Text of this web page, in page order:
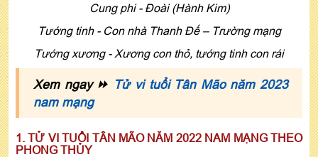
Cung phi - Đoài (Hành Kim)
Tướng tinh - Con nhà Thanh Ðế – Trường mạng
Tướng xương - Xương con thỏ, tướng tinh con rái
Xem ngay ⏩ Tử vi tuổi Tân Mão năm 2023
nam mạng
1. TỬ VI TUỔI TÂN MÃO NĂM 2022 NAM MẠNG THEO
PHONG THỦY